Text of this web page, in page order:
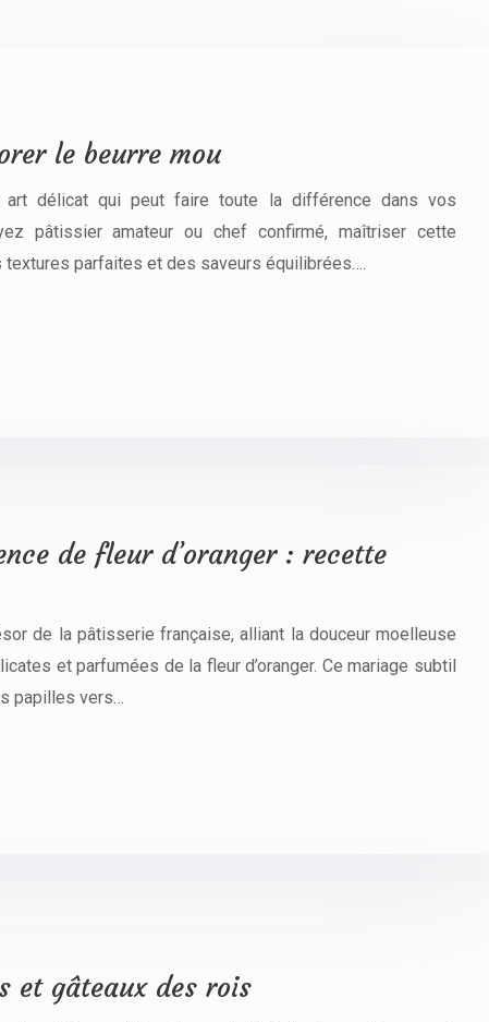
le beurre mou
art délicat qui peut faire toute la différence dans vos
pâtissier amateur ou chef confirmé, maîtriser cette
parfaites et des saveurs équilibrées….
de fleur d’oranger : recette
de la pâtisserie française, alliant la douceur moelleuse
et parfumées de la fleur d’oranger. Ce mariage subtil
papilles vers…
et gâteaux des rois